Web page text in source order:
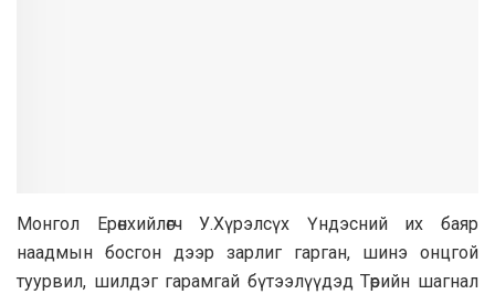
Монгол Ерөнхийлөгч У.Хүрэлсүх Үндэсний их баяр
наадмын босгон дээр зарлиг гарган, шинэ онцгой
туурвил, шилдэг гарамгай бүтээлүүдэд Төрийн шагнал